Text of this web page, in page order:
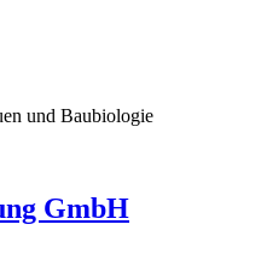
und Baubiologie
GmbH